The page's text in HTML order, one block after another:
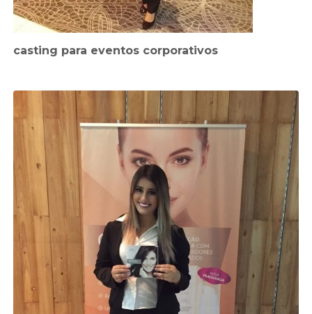
casting para eventos corporativos